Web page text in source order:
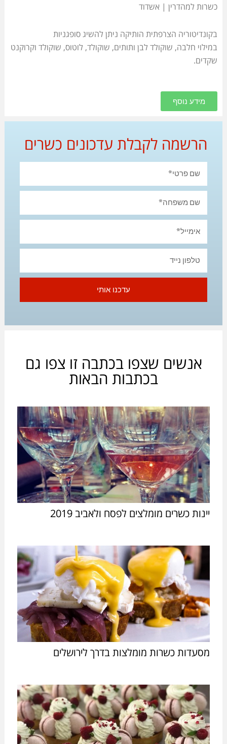
כשרות למהדרין | אשדוד
בקונדיטוריה הצרפתית הותיקה ניתן להשיג סופגניות
במילוי חלבה, שוקולד לבן ותותים, שוקולד, לוטוס, שוקולד וקרוקנט
שקדים.
מידע נוסף
הרשמה לקבלת עדכונים כשרים
עדכנו אותי
אנשים שצפו בכתבה זו צפו גם
בכתבות הבאות
יינות כשרים מומלצים לפסח ולאביב 2019
מסעדות כשרות מומלצות בדרך לירושלים